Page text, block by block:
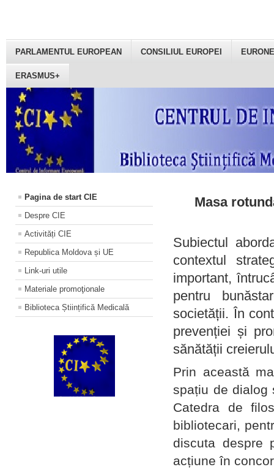
PARLAMENTUL EUROPEAN CONSILIUL EUROPEI
ERASMUS+
Pagina de start CIE
Despre CIE
Activități CIE
Republica Moldova și UE
Link-uri utile
Materiale promoţionale
Biblioteca Științifică Medicală
Masa
Subiectul
contextul
important,
pentru
societății. În
prevenției și
sănătății
Prin această
spațiu de dialog
Catedra de
bibliotecari,
discuta despre
acțiune în